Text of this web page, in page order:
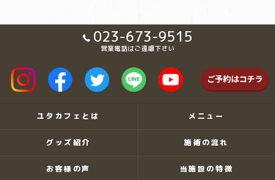
023-673-9515
営業電話はご遠慮下さい
ご予約はコチラ
ユタカフェとは メニュー
グッズ紹介 施術の流れ
お客様の声 当施設の特徴